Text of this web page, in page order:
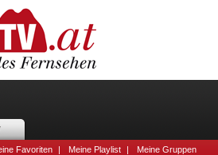
Favoriten | Meine Playlist | Meine Gruppen